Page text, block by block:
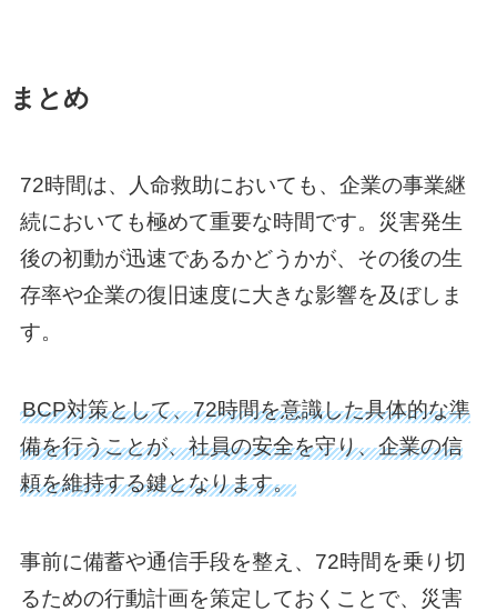
まとめ
72時間は、人命救助においても、企業の事業継
続においても極めて重要な時間です。災害発生
後の初動が迅速であるかどうかが、その後の生
存率や企業の復旧速度に大きな影響を及ぼしま
す。
BCP対策として、72時間を意識した具体的な準
備を行うことが、社員の安全を守り、企業の信
頼を維持する鍵となります。
事前に備蓄や通信手段を整え、72時間を乗り切
るための行動計画を策定しておくことで、災害